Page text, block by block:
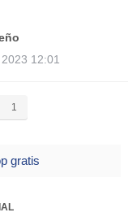
12:01
1
gratis